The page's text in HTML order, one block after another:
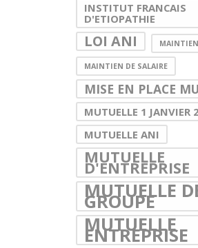
INSTITUT FRANCAIS
D'ETIOPATHIE
LOI ANI MAINTIEN
MAINTIEN DE SALAIRE
MISE EN PLACE
MUTUELLE 1 JANVIER
MUTUELLE ANI
MUTUELLE
D'ENTREPRISE
MUTUELLE
GROUPE
MUTUELLE
ENTREPRISE